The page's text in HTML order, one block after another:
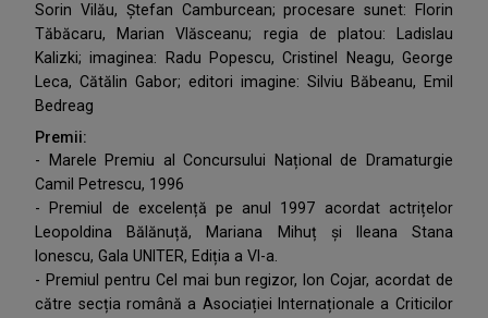
Sorin Vilău, Ștefan Camburcean; procesare sunet: Florin
Tăbăcaru, Marian Vlăsceanu; regia de platou: Ladislau
Kalizki; imaginea: Radu Popescu, Cristinel Neagu, George
Leca, Cătălin Gabor; editori imagine: Silviu Băbeanu, Emil
Bedreag
Premii:
- Marele Premiu al Concursului Național de Dramaturgie
Camil Petrescu, 1996
- Premiul de excelență pe anul 1997 acordat actrițelor
Leopoldina Bălănuță, Mariana Mihuț și Ileana Stana
Ionescu, Gala UNITER, Ediția a VI-a.
- Premiul pentru Cel mai bun regizor, Ion Cojar, acordat de
către secția română a Asociației Internaționale a Criticilor